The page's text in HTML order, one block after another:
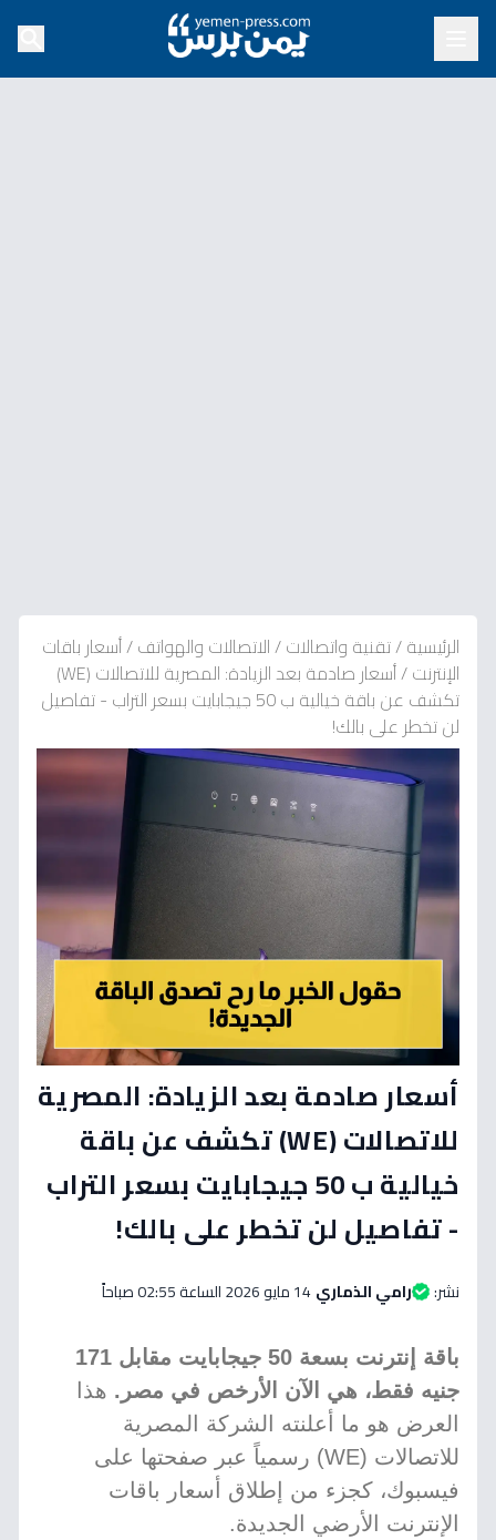
الرئيسية/تقنية واتصالات/الاتصالات والهواتف/أسعار باقات
الإنترنت/
أسعار صادمة بعد الزيادة: المصرية للاتصالات (WE)
تكشف عن باقة خيالية ب 50 جيجابايت بسعر التراب - تفاصيل
لن تخطر على بالك!
أسعار صادمة بعد الزيادة: المصرية
للاتصالات (WE) تكشف عن باقة
خيالية ب 50 جيجابايت بسعر التراب
- تفاصيل لن تخطر على بالك!
نشر: رامي الذماري14 مايو 2026 الساعة 02:55 صباحاً
باقة إنترنت بسعة 50 جيجابايت مقابل 171
جنيه فقط، هي الآن الأرخص في مصر. هذا
العرض هو ما أعلنته الشركة المصرية
للاتصالات (WE) رسمياً عبر صفحتها على
فيسبوك، كجزء من إطلاق أسعار باقات
الإنترنت الأرضي الجديدة.